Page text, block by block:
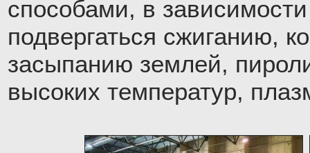
способами, в
подвергаться сжиганию,
засыпанию землей,
высоких температур,